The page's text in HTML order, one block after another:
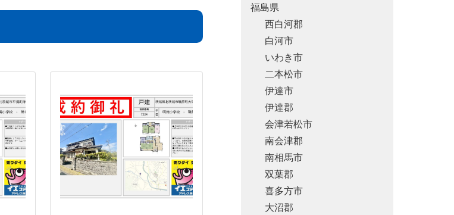
福島県
西白河郡
白河市
いわき市
二本松市
伊達市
伊達郡
会津若松市
南会津郡
南相馬市
双葉郡
喜多方市
大沼郡